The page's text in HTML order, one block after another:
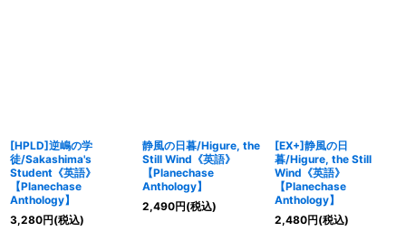
[HPLD]逆嶋の学
徒/Sakashima's
Student《英語》
【Planechase
Anthology】
3,280円(税込)
静風の日暮/Higure, the
Still Wind《英語》
【Planechase
Anthology】
2,490円(税込)
[EX+]静風の日
暮/Higure, the Still
Wind《英語》
【Planechase
Anthology】
2,480円(税込)